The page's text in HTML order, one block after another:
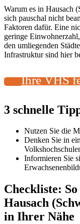
Warum es in Hausach
sich pauschal nicht
Faktoren dafür. Eine
geringe
den umliegenden
Infrastruktur sind hier
Ihre VHS
3 schnelle
Nutzen Sie die
Denken Sie in
Informieren Sie
Checkliste:
Hausach
in Ihrer Nähe